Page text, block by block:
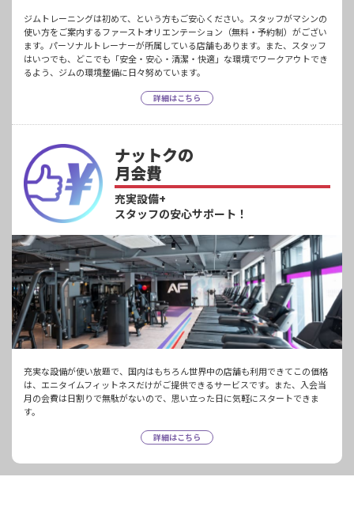
ジムトレーニングは初めて、という方もご安心ください。スタッフがマシンの
使い方をご案内するファーストオリエンテーション（無料・予約制）がござい
ます。パーソナルトレーナーが所属している店舗もあります。また、スタッフ
はいつでも、どこでも「安全・安心・清潔・快適」な環境でワークアウトでき
るよう、ジムの環境整備に日々努めています。
詳細はこちら
ナットクの
月会費
充実設備+
スタッフの安心サポート！
充実な設備が使い放題で、国内はもちろん世界中の店舗も利用できてこの価格
は、エニタイムフィットネスだけがご提供できるサービスです。また、入会当
月の会費は日割りで無駄がないので、思い立った日に気軽にスタートできま
す。
詳細はこちら